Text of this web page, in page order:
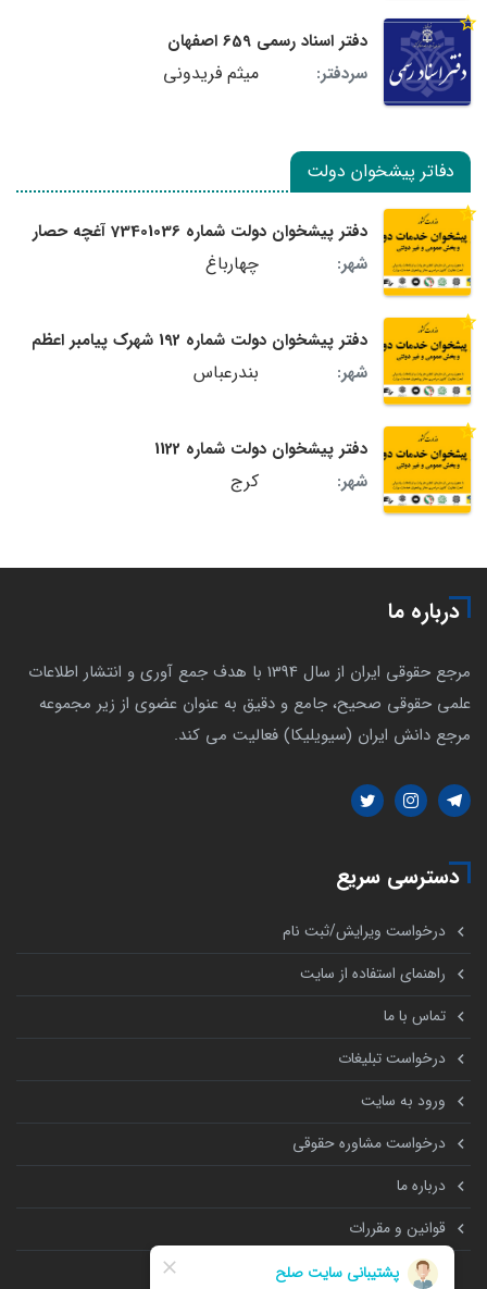
دفتر اسناد رسمی 659 اصفهان
سردفتر:
میثم فریدونی
دفاتر پیشخوان دولت
دفتر پیشخوان دولت شماره 73401036 آغچه حصار
شهر:
چهارباغ
دفتر پیشخوان دولت شماره 192 شهرک پیامبر اعظم
شهر:
بندرعباس
دفتر پیشخوان دولت شماره 1122
شهر:
کرج
درباره ما
مرجع حقوقی ایران از سال 1394 با هدف جمع آوری و انتشار اطلاعات
علمی حقوقی صحیح، جامع و دقیق به عنوان عضوی از زیر مجموعه
مرجع دانش ایران (سیویلیکا) فعالیت می کند.
دسترسی سریع
درخواست ویرایش/ثبت نام
راهنمای استفاده از سایت
تماس با ما
درخواست تبلیغات
ورود به سایت
درخواست مشاوره حقوقی
درباره ما
قوانین و مقررات